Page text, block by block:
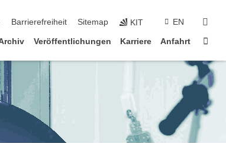
Barrierefreiheit Sitemap KIT EN
Veröffentlichungen Karriere Anfahrt